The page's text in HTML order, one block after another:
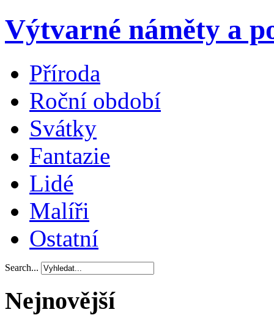
Výtvarné náměty a
Příroda
Roční období
Svátky
Fantazie
Lidé
Malíři
Ostatní
Search...
Nejnovější